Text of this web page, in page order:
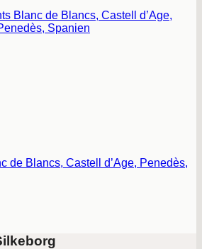
de Blancs, Castell d’Age, Penedès,